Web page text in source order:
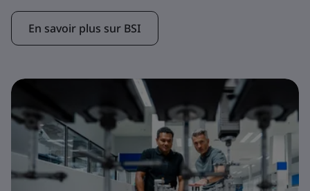
En savoir plus sur BSI